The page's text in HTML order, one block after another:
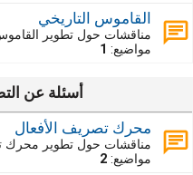
القاموس التاريخي
مناقشات حول تطوير القاموس
مواضيع: 1
أسئلة عن
محرك تصريف الأفعال
مناقشات حول تطوير محرك
مواضيع: 2